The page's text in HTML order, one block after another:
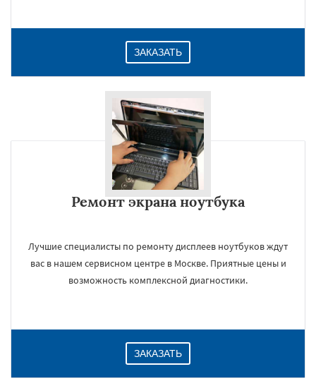
ЗАКАЗАТЬ
Ремонт экрана ноутбука
Лучшие специалисты по ремонту дисплеев ноутбуков ждут
вас в нашем сервисном центре в Москве. Приятные цены и
возможность комплексной диагностики.
ЗАКАЗАТЬ